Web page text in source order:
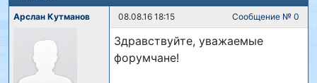
Арслан Кутманов 08.08.16 18:15 Сообщение № 0
Здравствуйте, уважаемые
форумчане!